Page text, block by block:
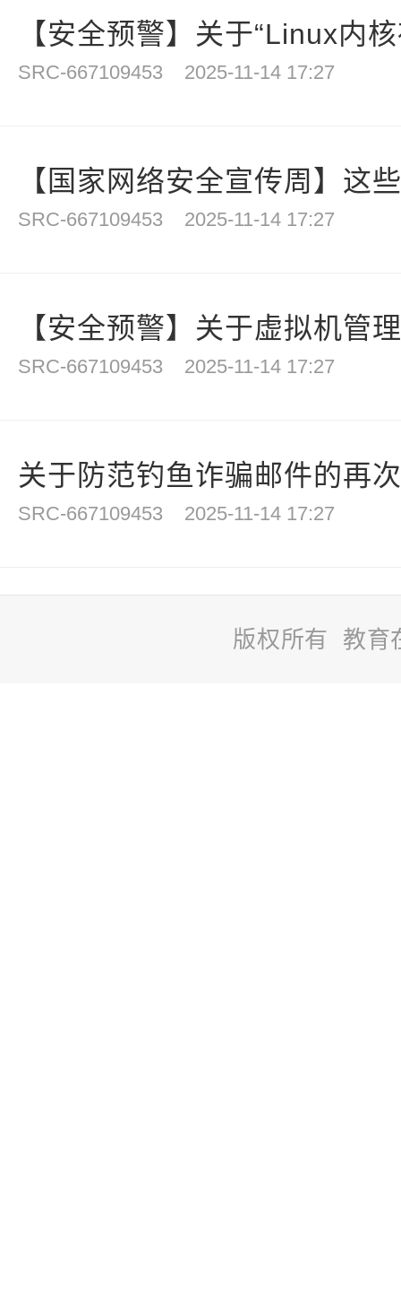
【安全预警】关于“Linux内
SRC-667109453 2025-11-14 17:27
【国家网络安全宣传周】这
SRC-667109453 2025-11-14 17:27
【安全预警】关于虚拟机管
SRC-667109453 2025-11-14 17:27
关于防范钓鱼诈骗邮件的再
SRC-667109453 2025-11-14 17:27
版权所有 教育